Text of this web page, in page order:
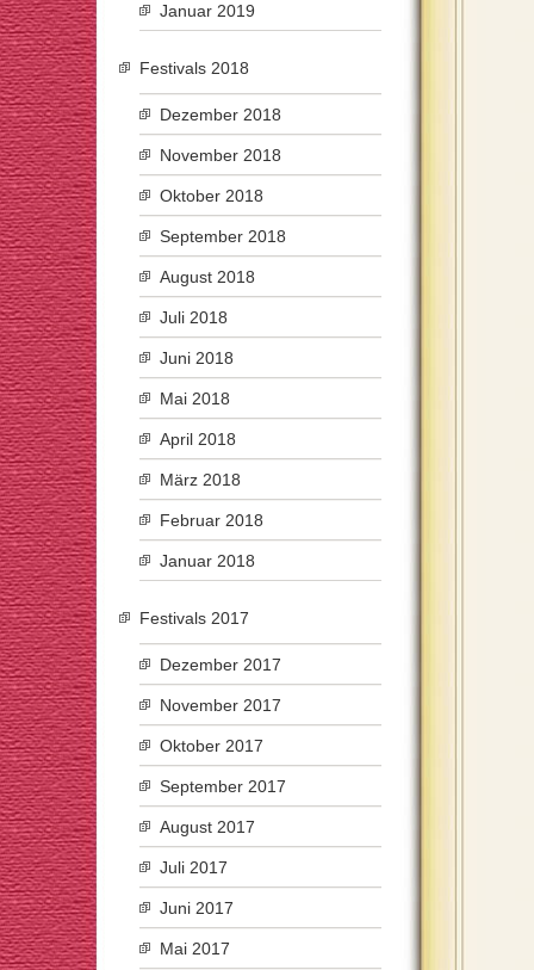
Januar 2019
Festivals 2018
Dezember 2018
November 2018
Oktober 2018
September 2018
August 2018
Juli 2018
Juni 2018
Mai 2018
April 2018
März 2018
Februar 2018
Januar 2018
Festivals 2017
Dezember 2017
November 2017
Oktober 2017
September 2017
August 2017
Juli 2017
Juni 2017
Mai 2017